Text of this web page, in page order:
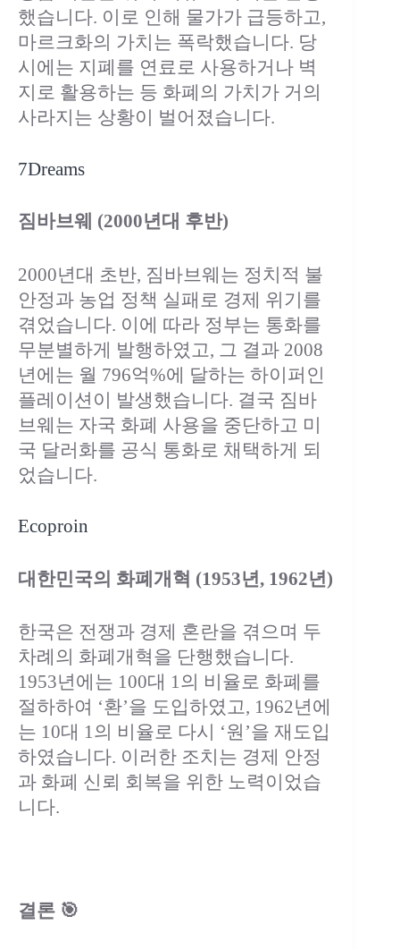
했습니다. 이로 인해 물가가 급등하고,
마르크화의 가치는 폭락했습니다. 당
시에는 지폐를 연료로 사용하거나 벽
지로 활용하는 등 화폐의 가치가 거의
사라지는 상황이 벌어졌습니다.
7Dreams
짐바브웨 (2000년대 후반)
2000년대 초반, 짐바브웨는 정치적 불
안정과 농업 정책 실패로 경제 위기를
겪었습니다. 이에 따라 정부는 통화를
무분별하게 발행하였고, 그 결과 2008
년에는 월 796억%에 달하는 하이퍼인
플레이션이 발생했습니다. 결국 짐바
브웨는 자국 화폐 사용을 중단하고 미
국 달러화를 공식 통화로 채택하게 되
었습니다.
Ecoproin
대한민국의 화폐개혁 (1953년, 1962년)
한국은 전쟁과 경제 혼란을 겪으며 두
차례의 화폐개혁을 단행했습니다.
1953년에는 100대 1의 비율로 화폐를
절하하여 ‘환’을 도입하였고, 1962년에
는 10대 1의 비율로 다시 ‘원’을 재도입
하였습니다. 이러한 조치는 경제 안정
과 화폐 신뢰 회복을 위한 노력이었습
니다.
결론 🎯